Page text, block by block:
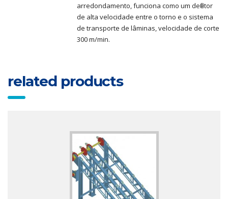
arredondamento, funciona como um defletor
de alta velocidade entre o torno e o sistema
de transporte de lâminas, velocidade de corte
300 m/min.
related products